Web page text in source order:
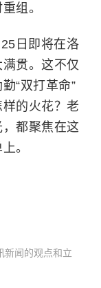
组。
日即将在洛
贯。这不仅
“双打革命”
的火花？老
都聚焦在这
。
新闻的观点和立